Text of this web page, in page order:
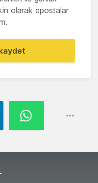
olarak epostalar